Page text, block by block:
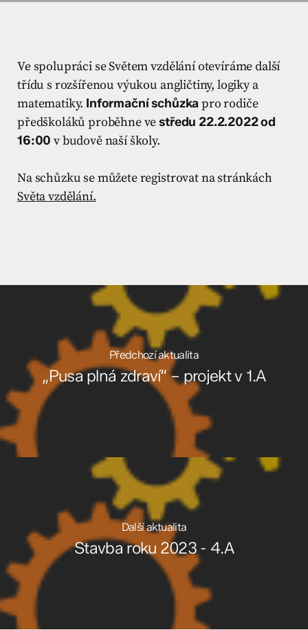
Ve spolupráci se Světem vzdělání otevíráme další
třídu s rozšířenou výukou angličtiny, logiky a
matematiky. Informační schůzka pro rodiče
předškoláků proběhne vestředu 22.2.2022 od
16:00 v budově naší školy.
Na schůzku se můžete registrovat na stránkách
Světa vzdělání.
Předchozí aktualita
„Pusa plná zdraví“ – projekt v 1.A
Další aktualita
Stavba roku 2023 - 4.A